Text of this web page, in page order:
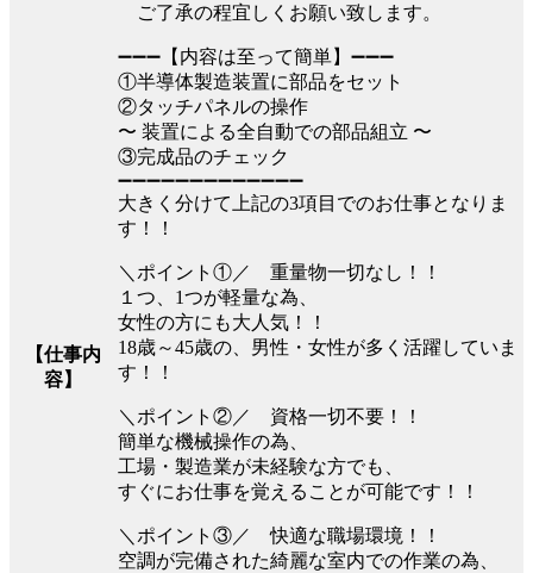
【仕事内
容】
ご了承の程宜しくお願い致します。
➖➖➖【内容は至って簡単】➖➖➖
①半導体製造装置に部品をセット
②タッチパネルの操作
〜 装置による全自動での部品組立 〜
③完成品のチェック
➖➖➖➖➖➖➖➖➖➖➖➖➖
大きく分けて上記の3項目でのお仕事となりま
す！！
＼ポイント①／ 重量物一切なし！！
１つ、1つが軽量な為、
女性の方にも大人気！！
18歳～45歳の、男性・女性が多く活躍していま
す！！
＼ポイント②／ 資格一切不要！！
簡単な機械操作の為、
工場・製造業が未経験な方でも、
すぐにお仕事を覚えることが可能です！！
＼ポイント③／ 快適な職場環境！！
空調が完備された綺麗な室内での作業の為、